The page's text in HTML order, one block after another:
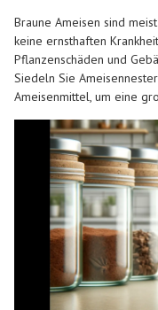
Braune Ameisen sind
keine ernsthaften
Pflanzenschäden und
Siedeln Sie
Ameisenmittel, um eine